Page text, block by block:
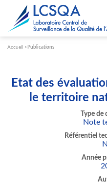
Accueil Publications
Etat des
le territoire
Type
Note
Référentiel
Année
Paramétrer les cookies